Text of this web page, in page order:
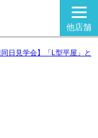
他店舗
同日見学会】「L型平屋」と